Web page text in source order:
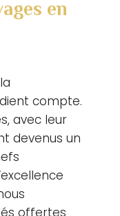
en
compte.
avec leur
devenus un
offertes